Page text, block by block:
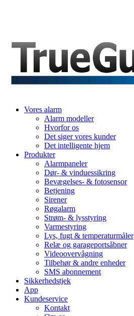
Vores alarm
Alarm modeller
Hvorfor os
Det siger vores kunder
Det intelligente hjem
Produkter
Alarmpaneler
Dør- & vinduessikring
Bevægelses- & fotosensor
Betjening
Sirener
Røgalarm
Strøm- & lysstyring
Varmestyring
Lys, fugt & temperaturmåler
Relæ og garageportsåbner
Videoovervågning
Tilbehør & andre enheder
SMS abonnement
Sikkerhedstjek
App
Kundeservice
Kontakt